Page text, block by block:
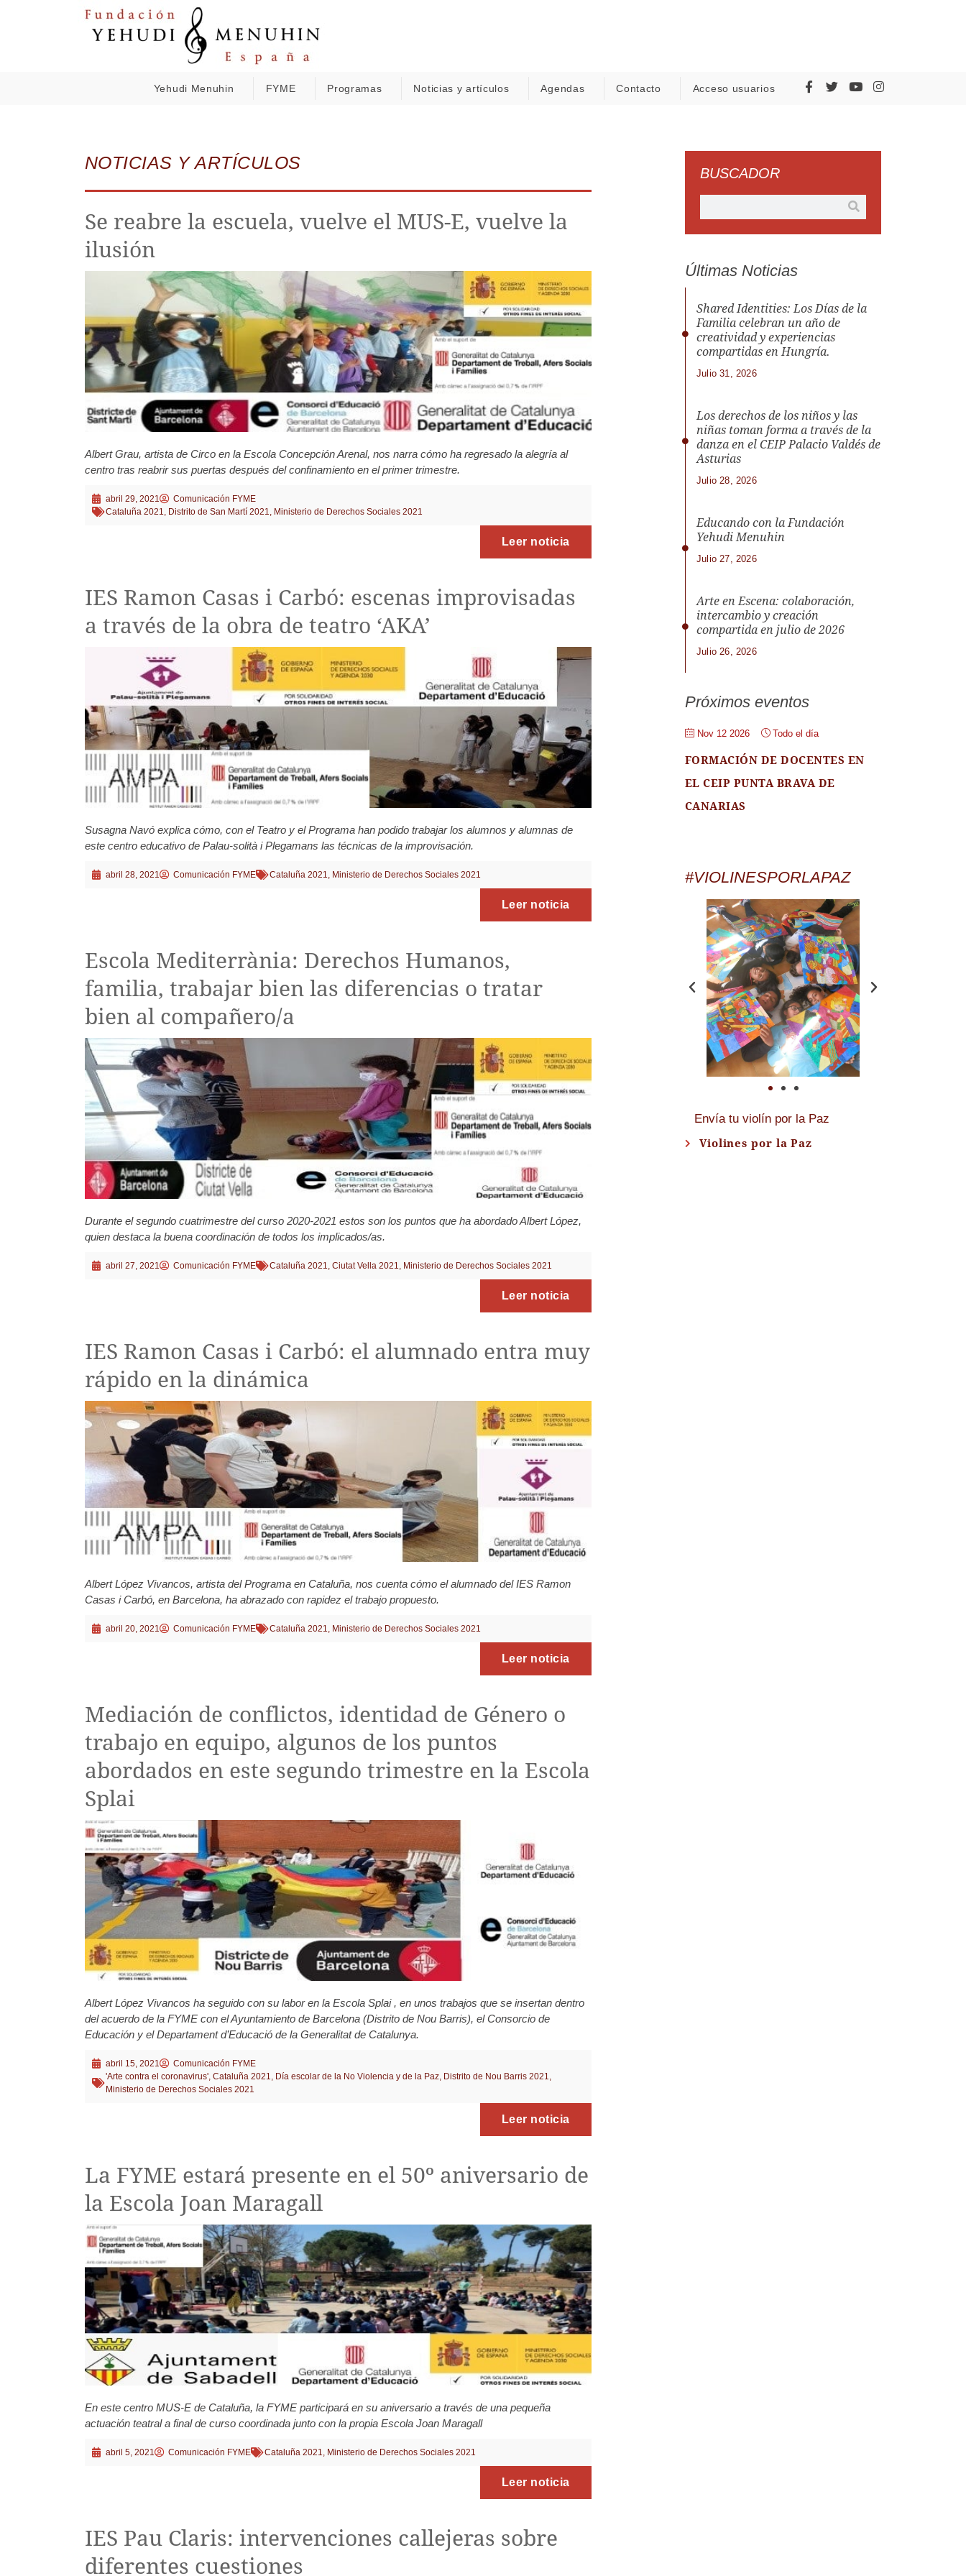
Yehudi Menuhin FYME Programas Noticias y artículos Agendas Contacto Acceso usuarios
NOTICIAS Y ARTÍCULOS
Se reabre la escuela, vuelve el MUS-E, vuelve la
ilusión
Albert Grau, artista de Circo en la Escola Concepción Arenal, nos narra cómo ha regresado la alegría al
centro tras reabrir sus puertas después del confinamiento en el primer trimestre.
abril 29, 2021
Comunicación FYME
Cataluña 2021, Distrito de San Martí 2021, Ministerio de Derechos Sociales 2021
Leer noticia
IES Ramon Casas i Carbó: escenas improvisadas
a través de la obra de teatro ‘AKA’
Susagna Navó explica cómo, con el Teatro y el Programa han podido trabajar los alumnos y alumnas de
este centro educativo de Palau-solità i Plegamans las técnicas de la improvisación.
abril 28, 2021 Comunicación FYME Cataluña 2021, Ministerio de Derechos Sociales 2021
Leer noticia
Escola Mediterrània: Derechos Humanos,
familia, trabajar bien las diferencias o tratar
bien al compañero/a
Durante el segundo cuatrimestre del curso 2020-2021 estos son los puntos que ha abordado Albert López,
quien destaca la buena coordinación de todos los implicados/as.
abril 27, 2021 Comunicación FYME Cataluña 2021 Ciutat Vella 2021 Ministerio de Derechos Sociales 2021
Leer noticia
IES Ramon Casas i Carbó: el alumnado entra muy
rápido en la dinámica
Albert López Vivancos, artista del Programa en Cataluña, nos cuenta cómo el alumnado del IES Ramon
Casas i Carbó, en Barcelona, ha abrazado con rapidez el trabajo propuesto.
abril 20, 2021 Comunicación FYME Cataluña 2021 Ministerio de Derechos Sociales 2021
Leer noticia
Mediación de conflictos, identidad de Género o
trabajo en equipo, algunos de los puntos
abordados en este segundo trimestre en la Escola
Splai
Albert López Vivancos ha seguido con su labor en la Escola Splai , en unos trabajos que se insertan dentro
del acuerdo de la FYME con el Ayuntamiento de Barcelona (Distrito de Nou Barris), el Consorcio de
Educación y el Departament d’Educació de la Generalitat de Catalunya.
abril 15, 2021
Comunicación FYME
'Arte contra el coronavirus', Cataluña 2021 Día escolar de la No Violencia y de la Paz, Distrito de Nou Barris 2021
Ministerio de Derechos Sociales 2021
Leer noticia
La FYME estará presente en el 50º aniversario de
la Escola Joan Maragall
En este centro MUS-E de Cataluña, la FYME participará en su aniversario a través de una pequeña
actuación teatral a final de curso coordinada junto con la propia Escola Joan Maragall
abril 5, 2021 Comunicación FYME Cataluña 2021 Ministerio de Derechos Sociales 2021
Leer noticia
IES Pau Claris: intervenciones callejeras sobre
diferentes cuestiones
BUSCADOR
Últimas Noticias
Shared Identities: Los Días de la
Familia celebran un año de
creatividad y experiencias
compartidas en Hungría.
Julio 31, 2026
Los derechos de los niños y las
niñas toman forma a través de la
danza en el CEIP Palacio Valdés de
Asturias
Julio 28, 2026
Educando con la Fundación
Yehudi Menuhin
Julio 27, 2026
Arte en Escena: colaboración,
intercambio y creación
compartida en julio de 2026
Julio 26, 2026
Próximos eventos
Nov 12 2026 Todo el día
FORMACIÓN DE DOCENTES EN
EL CEIP PUNTA BRAVA DE
CANARIAS
#VIOLINESPORLAPAZ
Envía tu violín por la Paz
Violines por la Paz